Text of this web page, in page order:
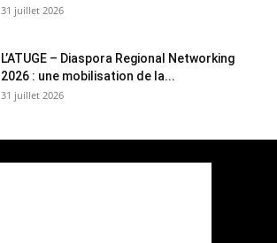
31 juillet 2026
L’ATUGE – Diaspora Regional Networking
2026 : une mobilisation de la...
31 juillet 2026